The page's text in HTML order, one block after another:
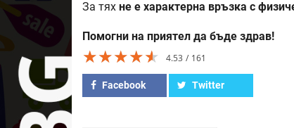
За тях не е характерна връзка с
Помогни на приятел да бъде здрав!
★★★★★
★★★★★
★★★★★ 4.53 161
Facebook Twitter